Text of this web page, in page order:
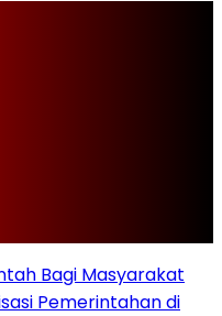
Bagi Masyarakat
Pemerintahan di